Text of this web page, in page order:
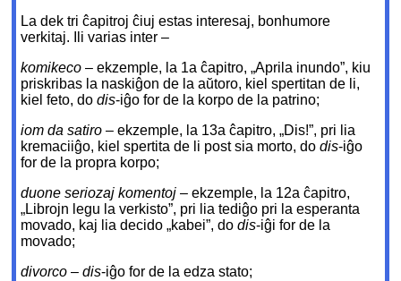
La dek tri ĉapitroj ĉiuj estas interesaj, bonhumore
verkitaj. Ili varias inter –
komikeco – ekzemple, la 1a ĉapitro, „Aprila inundo”, kiu
priskribas la naskiĝon de la aŭtoro, kiel spertitan de li,
kiel feto, dodis-iĝo for de la korpo de la patrino;
iom da satiro – ekzemple, la 13a ĉapitro, „Dis!”, pri lia
kremaciiĝo, kiel spertita de li post sia morto, dodis-iĝo
for de la propra korpo;
duone seriozaj komentoj – ekzemple, la 12a ĉapitro,
„Librojn legu la verkisto”, pri lia tediĝo pri la esperanta
movado, kaj lia decido „kabei”, dodis-iĝi for de la
movado;
divorco –dis-iĝo for de la edza stato;